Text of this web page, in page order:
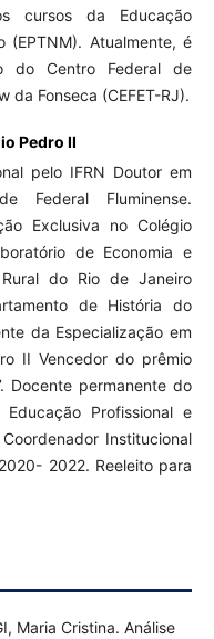
cursos da Educação
(EPTNM). Atualmente, é
do Centro Federal de
da Fonseca (CEFET-RJ).
Pedro II
pelo IFRN Doutor em
Federal Fluminense.
Exclusiva no Colégio
de Economia e
do Rio de Janeiro
de História do
da Especialização em
II Vencedor do prêmio
Docente permanente do
Profissional e
Institucional
2022. Reeleito para
Maria Cristina. Análise